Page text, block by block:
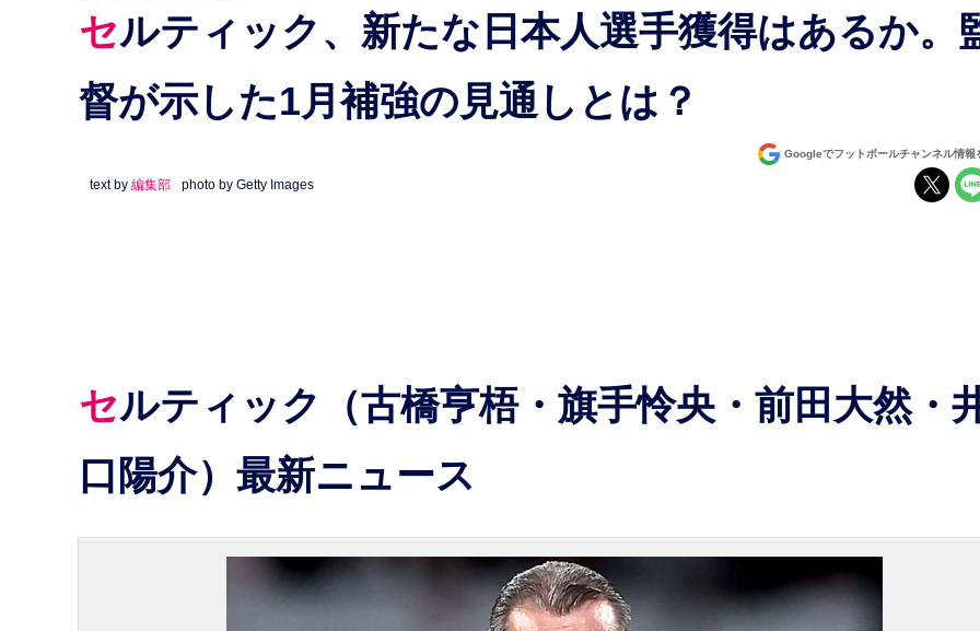
セルティック、新たな日本人選手獲得はあるか。監
督が示した1月補強の見通しとは？
Googleでフットボールチャンネル情報
text by 編集部 photo by Getty Images
セルティック（古橋亨梧・旗手怜央・前田大然・井手
口陽介）最新ニュース